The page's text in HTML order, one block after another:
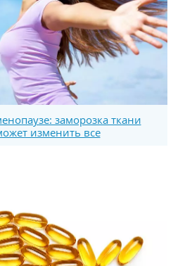
заморозка ткани
изменить все